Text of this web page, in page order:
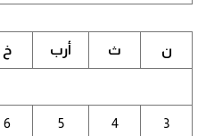
ن ث أرب خ
3
4
5
6